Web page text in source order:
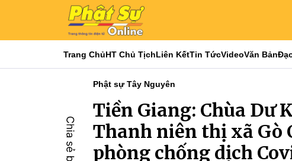
Trang ChủHT Chủ TịchLiên KếtTin TứcVideoVăn Bản
Phật sự Tây Nguyên
Tiền Giang: Chùa Dư
Thanh niên thị xã Gò
phòng chống dịch